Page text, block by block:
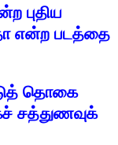
புதிய
என்ற படத்தை
தொகை
சத்துணவுக்